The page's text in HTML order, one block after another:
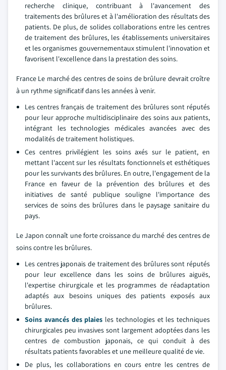
recherche clinique, contribuant à l'avancement des
traitements des brûlures et à l'amélioration des résultats des
patients. De plus, de solides collaborations entre les centres
de traitement des brûlures, les établissements universitaires
et les organismes gouvernementaux stimulent l'innovation et
favorisent l'excellence dans la prestation des soins.
France Le marché des centres de soins de brûlure devrait croître
à un rythme significatif dans les années à venir.
Les centres français de traitement des brûlures sont réputés
pour leur approche multidisciplinaire des soins aux patients,
intégrant les technologies médicales avancées avec des
modalités de traitement holistiques.
Ces centres privilégient les soins axés sur le patient, en
mettant l'accent sur les résultats fonctionnels et esthétiques
pour les survivants des brûlures. En outre, l'engagement de la
France en faveur de la prévention des brûlures et des
initiatives de santé publique souligne l'importance des
services de soins des brûlures dans le paysage sanitaire du
pays.
Le Japon connaît une forte croissance du marché des centres de
soins contre les brûlures.
Les centres japonais de traitement des brûlures sont réputés
pour leur excellence dans les soins de brûlures aiguës,
l'expertise chirurgicale et les programmes de réadaptation
adaptés aux besoins uniques des patients exposés aux
brûlures.
Soins avancés des plaies les technologies et les techniques
chirurgicales peu invasives sont largement adoptées dans les
centres de combustion japonais, ce qui conduit à des
résultats patients favorables et une meilleure qualité de vie.
De plus, les collaborations en cours entre les centres de